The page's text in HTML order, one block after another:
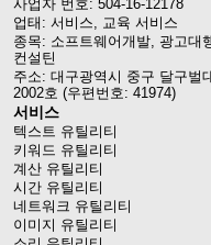
사업자 번호: 504-16-12178
업태: 서비스, 교육 서비스
종목: 소프트웨어개발, 광고대
컨설틴
주소: 대구광역시 중구 달구벌
2002호 (우편번호: 41974)
서비스
텍스트 유틸리티
키워드 유틸리티
계산 유틸리티
시간 유틸리티
네트워크 유틸리티
이미지 유틸리티